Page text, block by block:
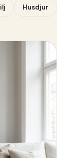
Husdjur